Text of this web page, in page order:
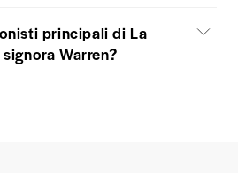
principali di La
Warren?